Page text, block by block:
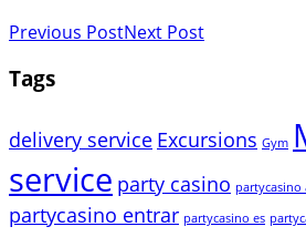
Previous PostNext Post
Tags
delivery service Excursions Gym
service party casino partycasino
partycasino entrar partycasino es